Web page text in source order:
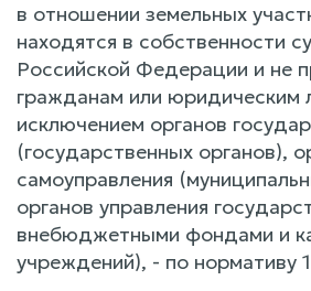
в отношении земельных
находятся в собственности
Российской Федерации и не
гражданам или юридическим
исключением органов
(государственных органов),
самоуправления
органов управления
внебюджетными фондами и
учреждений), - по нормативу